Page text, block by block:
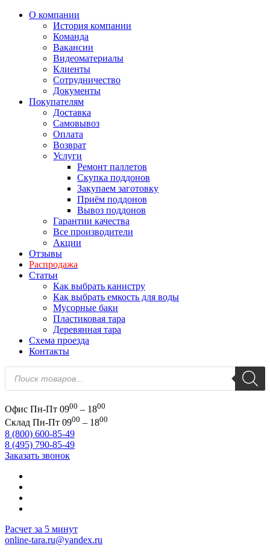
О компании
История компании
Команда
Вакансии
Видеоматериалы
Клиенты
Сотрудничество
Документы
Покупателям
Доставка
Самовывоз
Оплата
Возврат
Услуги
Ремонт паллетов
Скупка поддонов
Закупаем заготовку
Приём поддонов
Вывоз поддонов
Гарантии качества
Все производители
Акции
Отзывы
Распродажа
Статьи
Как выбрать канистру
Как выбрать емкость для воды
Мусорные баки
Пластиковая тара
Деревянная тара
Схема проезда
Контакты
Поиск
товаров
Офис Пн-Пт 0900 – 1800
Склад Пн-Пт 0900 – 1800
8 (800) 600-85-49
8 (495) 790-85-49
Заказать звонок
Расчет за 5 минут
online-tara.ru@yandex.ru